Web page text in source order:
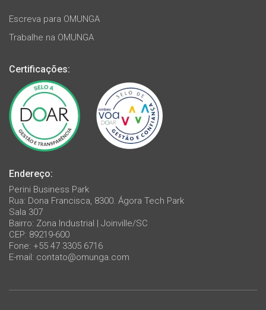
Escreva para OMUNGA
Trabalhe na OMUNGA
Certificações:
Endereço:
Perini Business Park
Rua: Dona Francisca, 8300. Ágora Tech Park
Sala 307
Bairro: Zona Industrial | Joinville/SC
CEP: 89219-600
Fone: +55 47 3305 6716
E-mail: contato@omunga.com